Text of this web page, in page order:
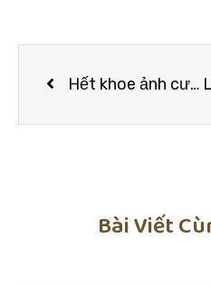
Hết khoe ảnh cưới, Đàm Thu Trang cùng Cường Đô La lại “đưa nhau đi trốn” cực lãng mạn ngày nghỉ lễ
Bài Viết